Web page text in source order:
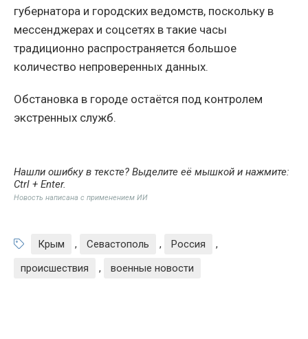
губернатора и городских ведомств, поскольку в
мессенджерах и соцсетях в такие часы
традиционно распространяется большое
количество непроверенных данных.
Обстановка в городе остаётся под контролем
экстренных служб.
Нашли ошибку в тексте? Выделите её мышкой и нажмите:
Ctrl + Enter.
Новость написана с применением ИИ
Крым , Севастополь , Россия
,
происшествия
, военные новости